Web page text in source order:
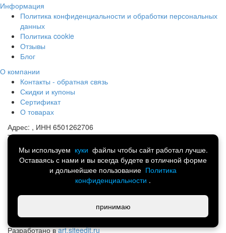
Информация
Политика конфиденциальности и обработки персональных
данных
Политика cookie
Отзывы
Блог
О компании
Контакты - обратная связь
Скидки и купоны
Сертификат
О товарах
Адрес: , ИНН 6501262706
Телефон:8 (914) 741-13-44
Почта: portmart@yandex.ru
Мы используем куки файлы чтобы сайт работал лучше.
Оставаясь с нами и вы всегда будете в отличной форме
и дольнейшее пользование Политика
конфиденциальности .
принимаю
Спортивная одежда, обувь и аксессуары.
Интернет-магазин товаров для всей семьи 2014-2026
SiteEdit
Разработано вart.siteedit.ru